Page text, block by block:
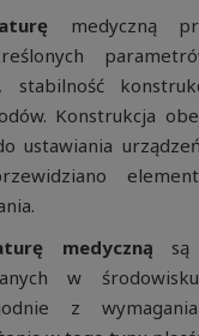
medyczną
stabilność
Konstrukcja
ustawiania
medyczną są
w
z